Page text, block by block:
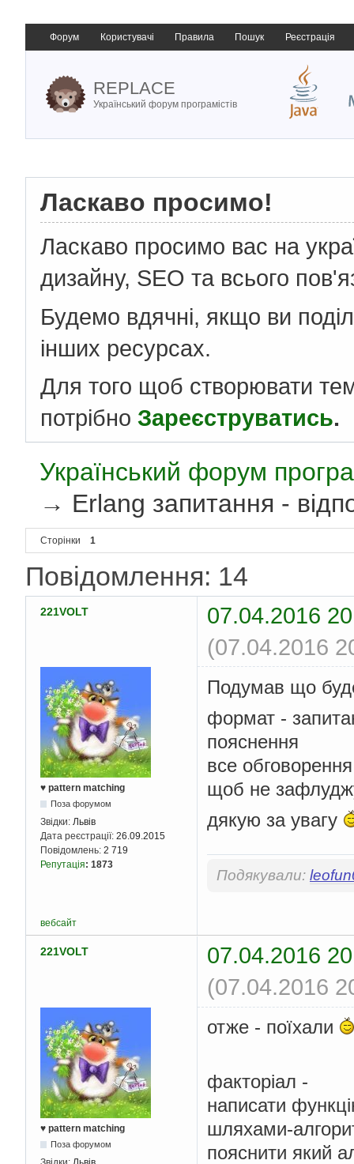
Форум Користувачі Правила Пошук Реєстрація
REPLACE
Український форум програмістів
Ласкаво просимо!
Ласкаво просимо вас на
дизайну, SEO та всього
Будемо вдячні, якщо ви
інших ресурсах.
Для того щоб створювати
потрібно Зареєструватись.
Український форум
→ Erlang запитання -
Сторінки 1
Повідомлення: 14
221VOLT
07.04.2016
(07.04.2016
♥ pattern matching
Поза форумом
Звідки: Львів
Дата реєстрації: 26.09.2015
Повідомлень: 2 719
Репутація: 1873
Подумав що
формат -
пояснення
все
щоб не
дякую за увагу
Подякували:
вебсайт
221VOLT
07.04.2016
(07.04.2016
♥ pattern matching
Поза форумом
отже - поїхали
факторіал -
написати
шляхами-
пояснити який